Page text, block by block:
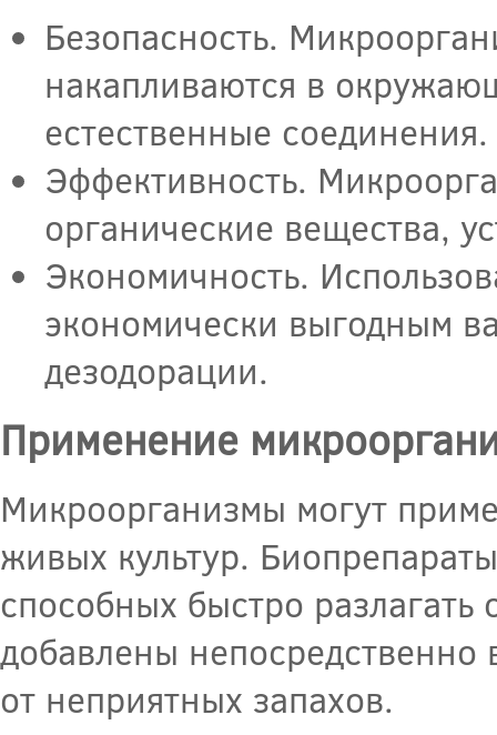
Безопасность.
накапливаются в
естественные соединения.
Эффективность.
органические вещества,
Экономичность.
экономически выгодным
дезодорации.
Применение
Микроорганизмы могут
живых культур.
способных быстро
добавлены непосредственно
от неприятных запахов.